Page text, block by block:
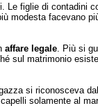
figlie di contadini
modesta facevano
affare legale . Più si
sul matrimonio
si riconosceva
solamente al